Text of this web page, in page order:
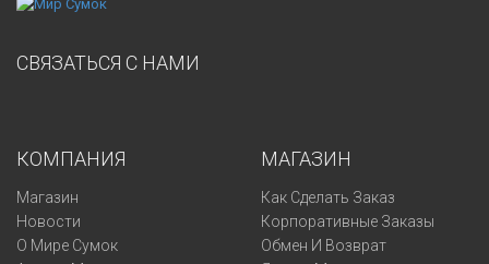
СВЯЗАТЬСЯ С НАМИ
КОМПАНИЯ
Магазин
Новости
О Мире Сумок
МАГАЗИН
Как Сделать Заказ
Корпоративные Заказы
Обмен И Возврат